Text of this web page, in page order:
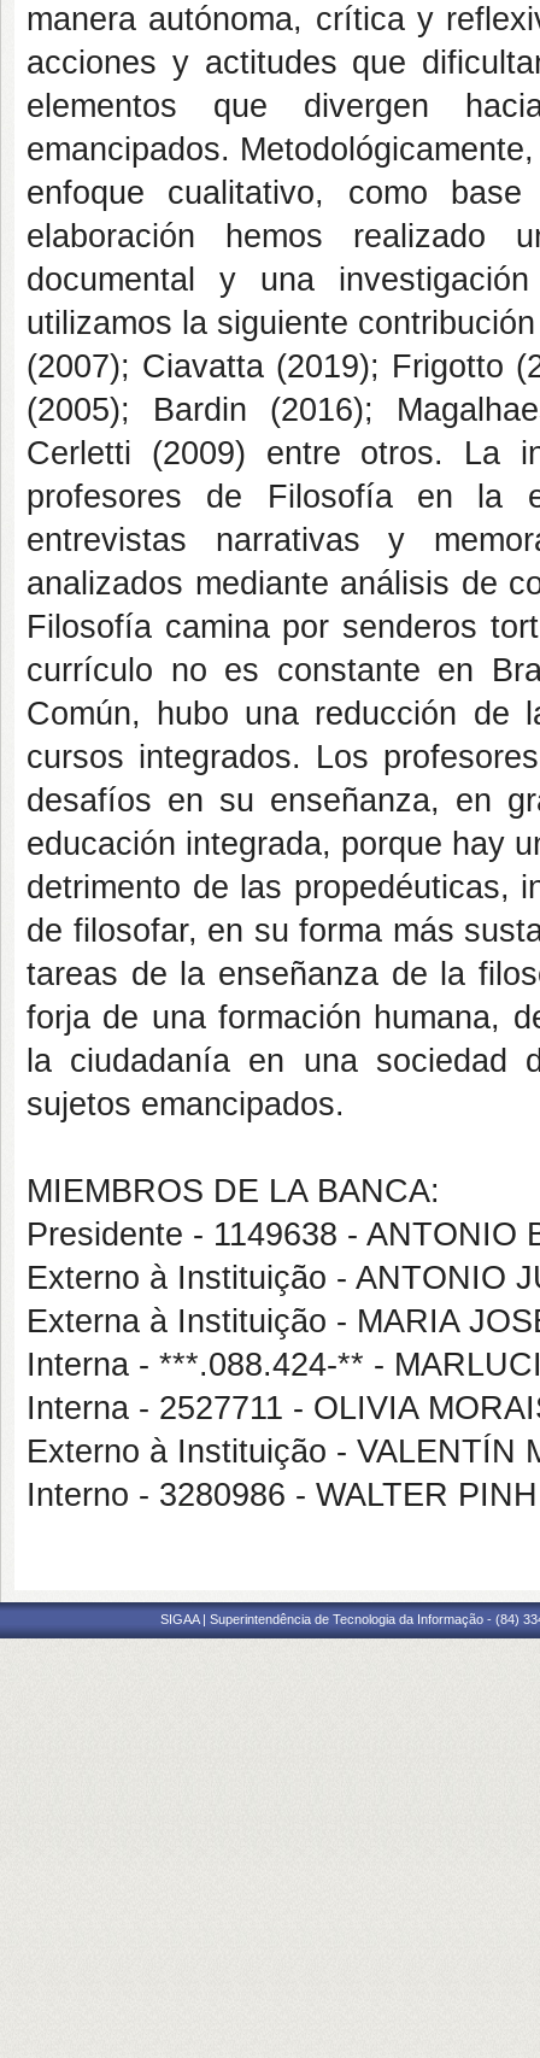
manera autónoma, crítica y
acciones y actitudes que
elementos que divergen
emancipados.
enfoque cualitativo, como
elaboración hemos realizado
documental y una
utilizamos la siguiente
(2007); Ciavatta (2019); Frigotto
(2005); Bardin (2016);
Cerletti (2009) entre otros. La
profesores de Filosofía en la
entrevistas narrativas y
analizados mediante análisis de
Filosofía camina por senderos
currículo no es constante en
Común, hubo una reducción de
cursos integrados. Los
desafíos en su enseñanza, en
educación integrada, porque hay
detrimento de las propedéuticas,
de filosofar, en su forma más
tareas de la enseñanza de la
forja de una formación humana,
la ciudadanía en una sociedad
sujetos emancipados.
MIEMBROS DE LA BANCA:
Presidente - 1149638 - ANTONIO
Externo à Instituição - ANTONIO
Externa à Instituição - MARIA
Interna - ***.088.424-** -
Interna - 2527711 - OLIVIA
Externo à Instituição - VALENTÍN
Interno - 3280986 - WALTER
SIGAA | Superintendência de Tecnologia da Informação - (84)